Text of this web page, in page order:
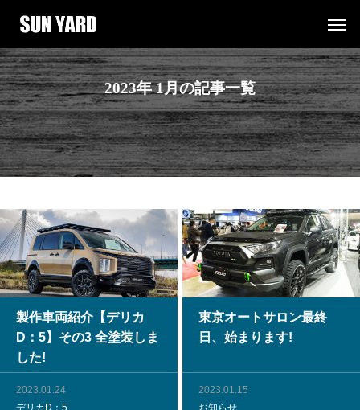
2023年 1月の記事一覧
製作車両紹介【デリカ
D：5】その3 全塗装しま
した!
2023.01.24
デリカD：5
東京オートサロン最終
日、始まります!
2023.01.15
お知らせ